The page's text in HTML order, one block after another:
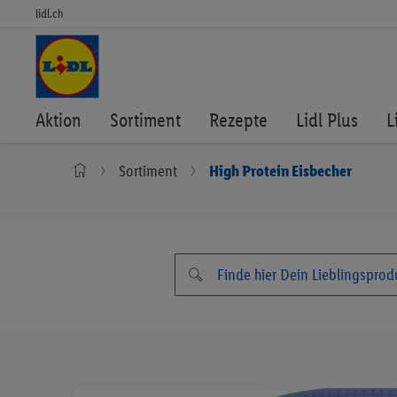
lidl.ch
Aktion Sortiment Rezepte Lidl Plus
Sortiment High Protein Eisbecher